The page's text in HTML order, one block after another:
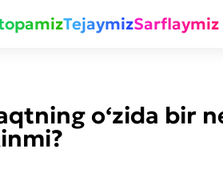
TejaymizSarflaymiz
o‘zida bir